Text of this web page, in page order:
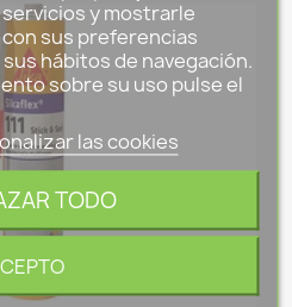
y mostrarle
sus preferencias
hábitos de navegación.
sobre su uso pulse el
las cookies
TODO